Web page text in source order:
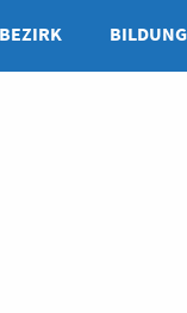
BILDUNG